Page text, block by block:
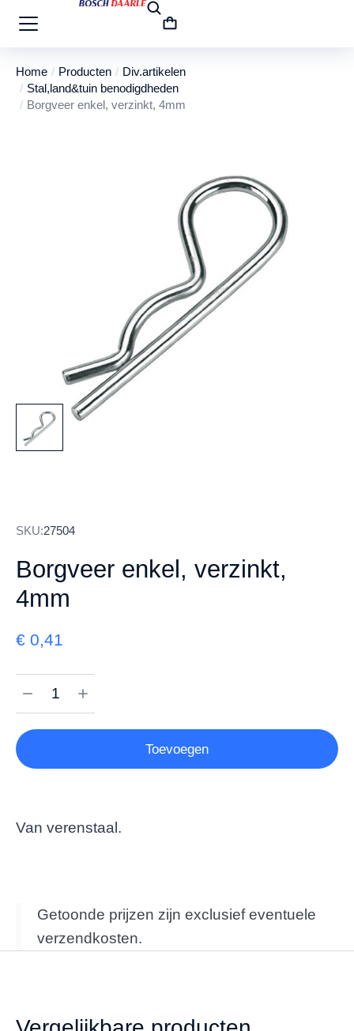
Je bent hier:
Home Producten
Div.artikelen
Stal,land&tuin benodigdheden
Borgveer enkel, verzinkt, 4mm
SKU:27504
Borgveer enkel, verzinkt,
4mm
€ 0,41
Toevoegen
Van verenstaal.
Getoonde prijzen zijn exclusief eventuele
verzendkosten.